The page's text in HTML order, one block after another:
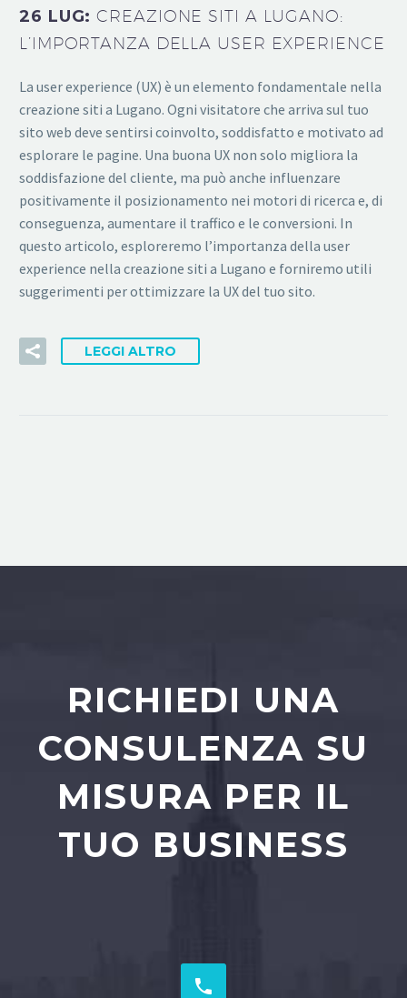
26 LUG:CREAZIONE SITI A LUGANO:
L’IMPORTANZA DELLA USER EXPERIENCE
La user experience (UX) è un elemento fondamentale nella
creazione siti a Lugano. Ogni visitatore che arriva sul tuo
sito web deve sentirsi coinvolto, soddisfatto e motivato ad
esplorare le pagine. Una buona UX non solo migliora la
soddisfazione del cliente, ma può anche influenzare
positivamente il posizionamento nei motori di ricerca e, di
conseguenza, aumentare il traffico e le conversioni. In
questo articolo, esploreremo l’importanza della user
experience nella creazione siti a Lugano e forniremo utili
suggerimenti per ottimizzare la UX del tuo sito.
LEGGI ALTRO
RICHIEDI UNA
CONSULENZA SU
MISURA PER IL
TUO BUSINESS

